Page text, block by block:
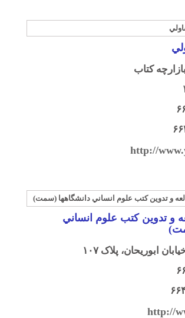
كتاب
http://
و تدوين كتب علوم انساني
ابوريحان، پلاک ۱۰۷
http://